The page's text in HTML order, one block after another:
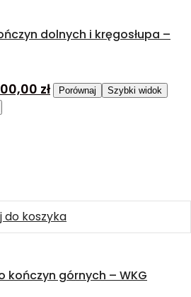
dolnych i kręgosłupa –
zł Porównaj
Szybki widok
do koszyka
kończyn górnych – WKG